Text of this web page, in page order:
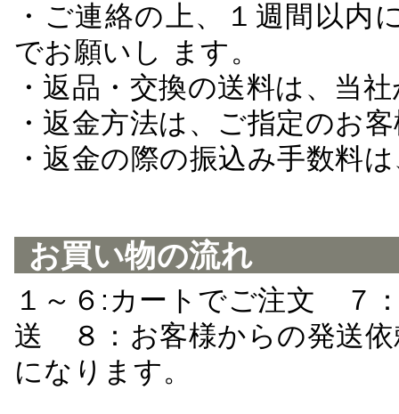
・ご連絡の上、１週間以
でお願いし ます。
・返品・交換の送料は、当
・返金方法は、ご指定のお
・返金の際の振込み手数料
お買い物の流れ
１～６:カートでご注文 ７
送 ８：お客様からの発送
になります。